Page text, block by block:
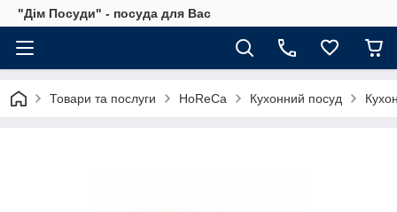
"Дім Посуди" - посуда для Вас
Товари та послуги HoReCa Кухонний посуд